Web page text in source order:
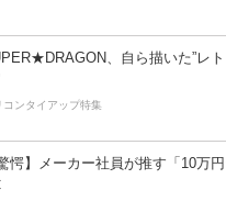
、自ら描いた”レ
コンタイアップ特集
驚愕】メーカー社員が推す「10万